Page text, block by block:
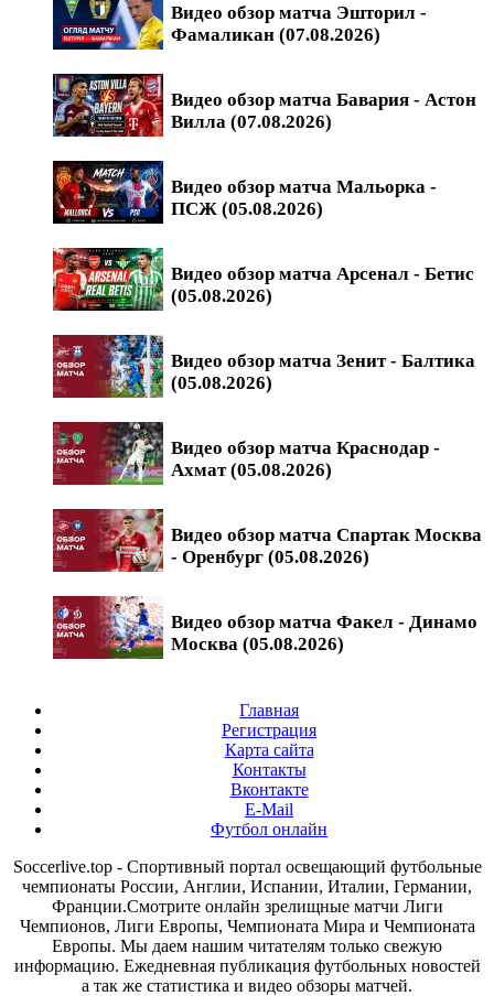
Видео обзор матча Эшторил -
Фамаликан (07.08.2026)
Видео обзор матча Бавария - Астон
Вилла (07.08.2026)
Видео обзор матча Мальорка -
ПСЖ (05.08.2026)
Видео обзор матча Арсенал - Бетис
(05.08.2026)
Видео обзор матча Зенит - Балтика
(05.08.2026)
Видео обзор матча Краснодар -
Ахмат (05.08.2026)
Видео обзор матча Спартак Москва
- Оренбург (05.08.2026)
Видео обзор матча Факел - Динамо
Москва (05.08.2026)
Главная
Регистрация
Карта сайта
Контакты
Вконтакте
E-Mail
Футбол онлайн
Soccerlive.top - Спортивный портал освещающий футбольные
чемпионаты России, Англии, Испании, Италии, Германии,
Франции.Смотрите онлайн зрелищные матчи Лиги
Чемпионов, Лиги Европы, Чемпионата Мира и Чемпионата
Европы. Мы даем нашим читателям только свежую
информацию. Ежедневная публикация футбольных новостей
а так же статистика и видео обзоры матчей.